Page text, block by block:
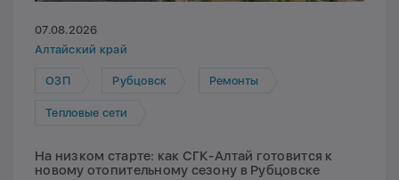
07.08.2026
Алтайский край
ОЗП Рубцовск Ремонты
Тепловые сети
На низком старте: как СГК-Алтай готовится к
новому отопительному сезону в Рубцовске